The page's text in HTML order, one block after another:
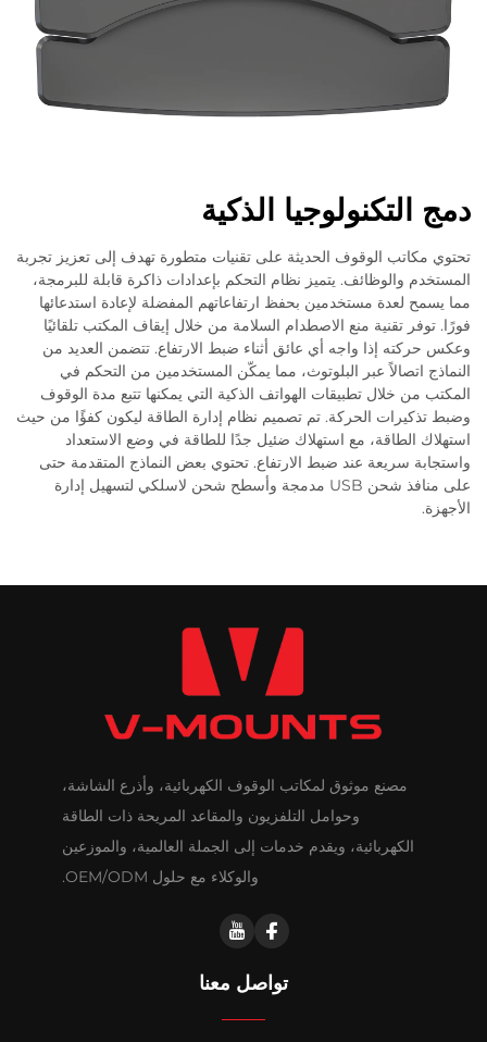
دمج التكنولوجيا الذكية
تحتوي مكاتب الوقوف الحديثة على تقنيات متطورة تهدف إلى تعزيز تجربة
المستخدم والوظائف. يتميز نظام التحكم بإعدادات ذاكرة قابلة للبرمجة،
مما يسمح لعدة مستخدمين بحفظ ارتفاعاتهم المفضلة لإعادة استدعائها
فورًا. توفر تقنية منع الاصطدام السلامة من خلال إيقاف المكتب تلقائيًا
وعكس حركته إذا واجه أي عائق أثناء ضبط الارتفاع. تتضمن العديد من
النماذج اتصالاً عبر البلوتوث، مما يمكّن المستخدمين من التحكم في
المكتب من خلال تطبيقات الهواتف الذكية التي يمكنها تتبع مدة الوقوف
وضبط تذكيرات الحركة. تم تصميم نظام إدارة الطاقة ليكون كفؤًا من حيث
استهلاك الطاقة، مع استهلاك ضئيل جدًا للطاقة في وضع الاستعداد
واستجابة سريعة عند ضبط الارتفاع. تحتوي بعض النماذج المتقدمة حتى
على منافذ شحن USB مدمجة وأسطح شحن لاسلكي لتسهيل إدارة
الأجهزة.
مصنع موثوق لمكاتب الوقوف الكهربائية، وأذرع الشاشة،
وحوامل التلفزيون والمقاعد المريحة ذات الطاقة
الكهربائية، ويقدم خدمات إلى الجملة العالمية، والموزعين
والوكلاء مع حلول OEM/ODM.
تواصل معنا